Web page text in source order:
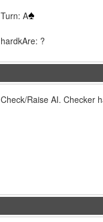
Turn: A♠
hardkAre: ?
Check/Raise AI. Checker